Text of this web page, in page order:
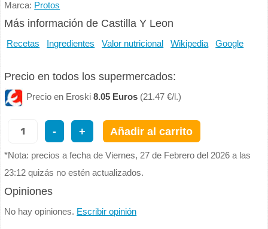
Marca: Protos
Más información de Castilla Y Leon
Recetas Ingredientes Valor nutricional Wikipedia Google
Precio en todos los supermercados:
Precio en Eroski8.05 Euros (21.47 €/l.)
- + Añadir al carrito
*Nota: precios a fecha de Viernes, 27 de Febrero del 2026 a las
23:12 quizás no estén actualizados.
Opiniones
No hay opiniones. Escribir opinión